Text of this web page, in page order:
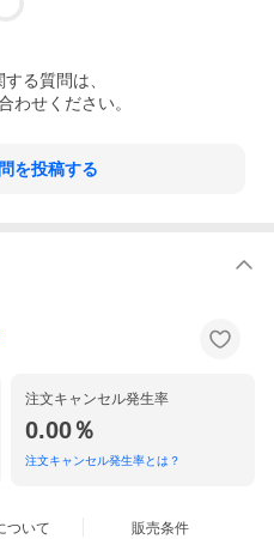
する質問は、
わせください。
を投稿する
注文キャンセル発生率
0.00％
注文キャンセル発生率とは？
ついて 販売条件